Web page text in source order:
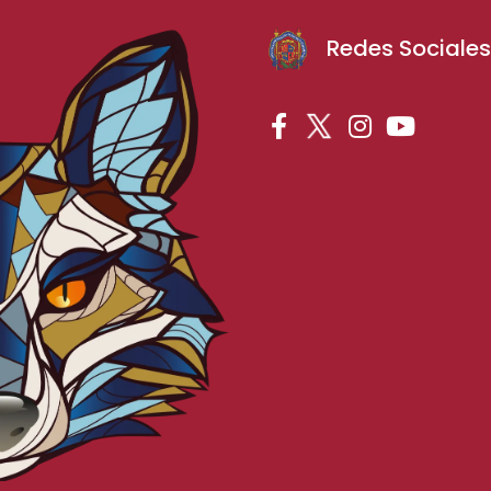
Redes Sociales